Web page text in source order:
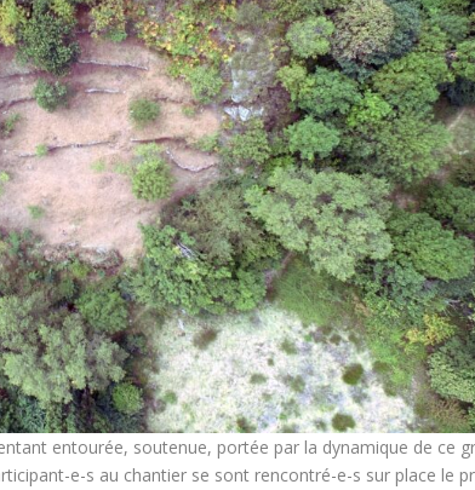
entourée, soutenue, portée par la dynamique de ce
e-s au chantier se sont rencontré-e-s sur place le